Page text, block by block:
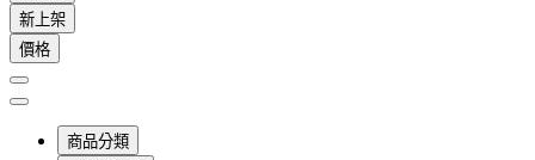
新上架
價格
商品分類